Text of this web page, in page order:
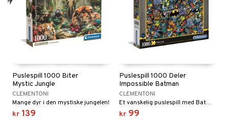
Puslespill 1000 Biter
Mystic Jungle
CLEMENTONI
Mange dyr i den mystiske jungelen!
kr 139
Puslespill 1000 Deler
Impossible Batman
CLEMENTONI
Et vanskelig puslespill med Batman
kr 99